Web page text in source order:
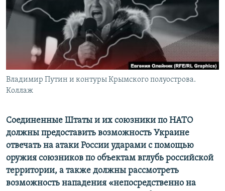
ПОБЕДИТЕЛЕЙ НЕ СУДЯТ?
КРЫМ.НЕПОКОРЕННЫЙ
ELIFBE
УКРАИНСКАЯ ПРОБЛЕМА КРЫМА
ПРИСОЕДИНЯЙТЕСЬ!
Все сайты RFE/RL
Владимир Путин и контуры Крымского полуострова.
Коллаж
Соединенные Штаты и их союзники по НАТО
должны предоставить возможность Украине
отвечать на атаки России ударами с помощью
оружия союзников по объектам вглубь российской
территории, а также должны рассмотреть
возможность нападения «непосредственно на